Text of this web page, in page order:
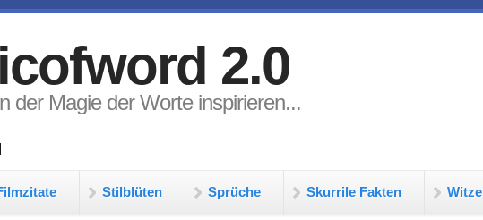
2.0
der Magie der Worte inspirieren...
Stilblüten Sprüche Skurrile Fakten Witze